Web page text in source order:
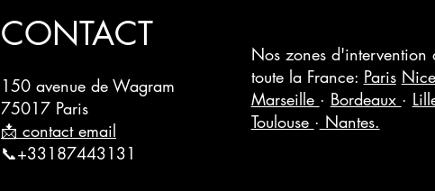
CONTACT
150 avenue de Wagram
75017 Paris
📩 contact email
📞+33187443131
Nos zones d'intervention
toute la France: Paris Nice
Marseille · Bordeaux ·
Toulouse · Nantes.